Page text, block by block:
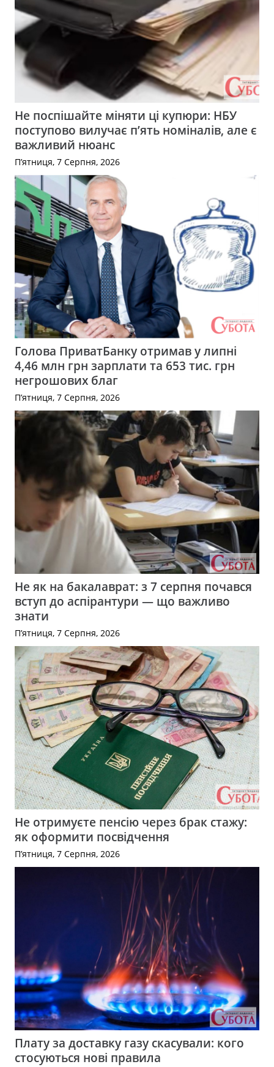
Не поспішайте міняти ці купюри: НБУ
поступово вилучає п’ять номіналів, але є
важливий нюанс
П’ятниця, 7 Серпня, 2026
Голова ПриватБанку отримав у липні
4,46 млн грн зарплати та 653 тис. грн
негрошових благ
П’ятниця, 7 Серпня, 2026
Не як на бакалаврат: з 7 серпня почався
вступ до аспірантури — що важливо
знати
П’ятниця, 7 Серпня, 2026
Не отримуєте пенсію через брак стажу:
як оформити посвідчення
П’ятниця, 7 Серпня, 2026
Плату за доставку газу скасували: кого
стосуються нові правила